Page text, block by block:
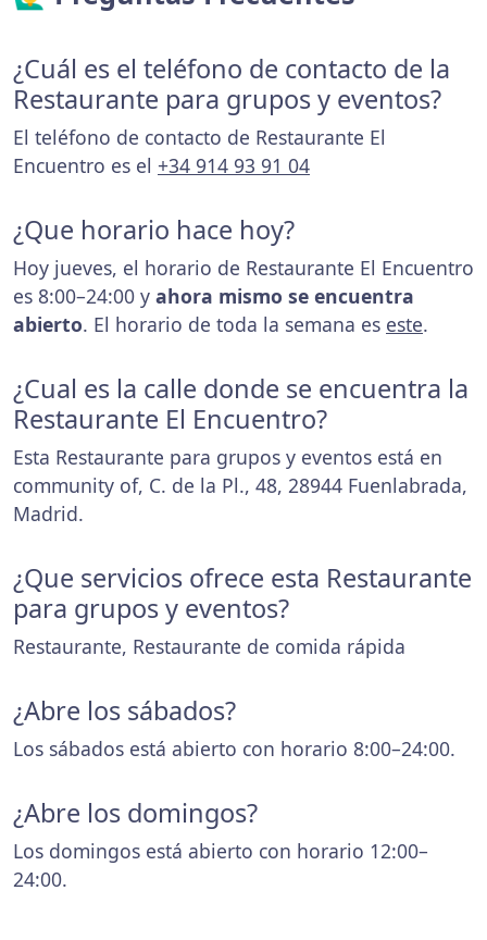
¿Cuál es el teléfono de contacto de la
Restaurante para grupos y eventos?
El teléfono de contacto de Restaurante El
Encuentro es el +34 914 93 91 04
¿Que horario hace hoy?
Hoy jueves, el horario de Restaurante El Encuentro
es 8:00–24:00 y ahora mismo se encuentra
abierto. El horario de toda la semana es este.
¿Cual es la calle donde se encuentra la
Restaurante El Encuentro?
Esta Restaurante para grupos y eventos está en
community of, C. de la Pl., 48, 28944 Fuenlabrada,
Madrid.
¿Que servicios ofrece esta Restaurante
para grupos y eventos?
Restaurante, Restaurante de comida rápida
¿Abre los sábados?
Los sábados está abierto con horario 8:00–24:00.
¿Abre los domingos?
Los domingos está abierto con horario 12:00–
24:00.